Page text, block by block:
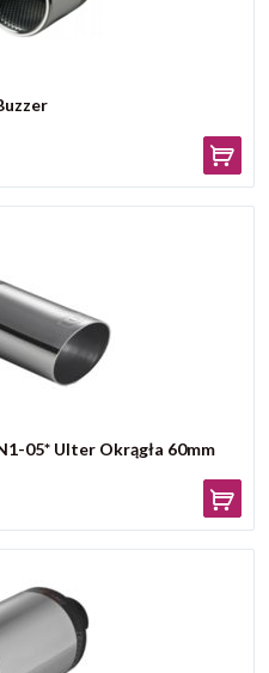
05* Ulter Okrągła 60mm